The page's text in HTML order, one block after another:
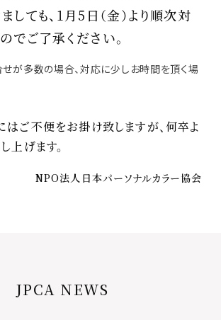
しても、1月5日（金）より順次対
でご了承ください。
が多数の場合、対応に少しお時間を頂く場
ご不便をお掛け致しますが、何卒よ
上げます。
NPO法人日本パーソナルカラー協会
JPCA NEWS